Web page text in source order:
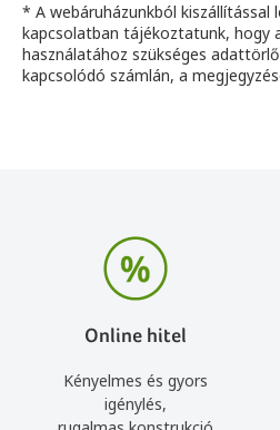
* A webáruházunkból kiszállítással
kapcsolatban tájékoztatunk, hogy
használatához szükséges
kapcsolódó számlán, a
Online hitel
Kényelmes és gyors
igénylés,